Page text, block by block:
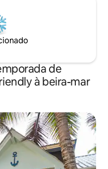
de
à beira-mar
hóspedes